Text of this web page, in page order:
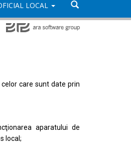
LOCAL
care sunt date prin
aparatului de
local;